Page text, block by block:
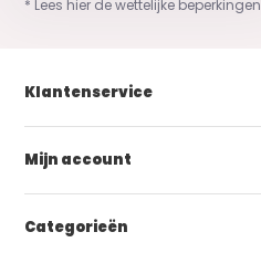
* Lees hier de wettelijke beperkingen
Klantenservice
Mijn account
Categorieën